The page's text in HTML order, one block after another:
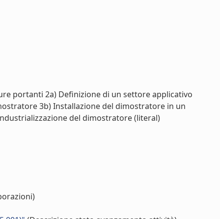
portanti 2a) Definizione di un settore applicativo
3b) Installazione del dimostratore in un
del dimostratore (literal)